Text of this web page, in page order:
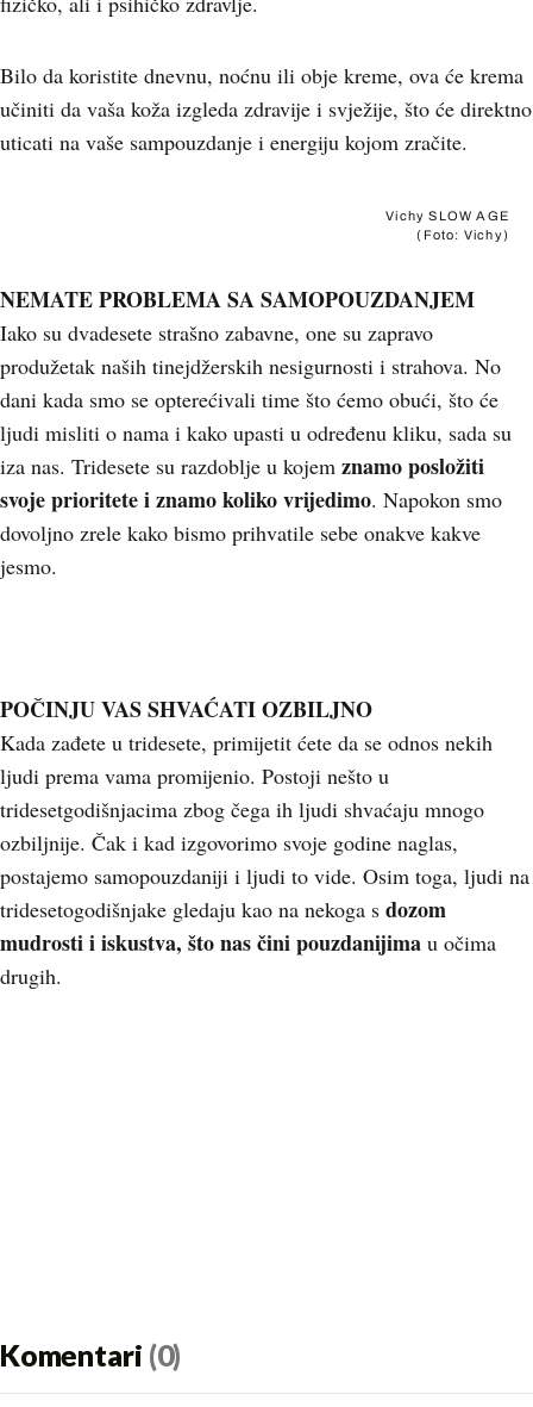
Bilo da koristite dnevnu, noćnu ili obje kreme, ova će krema
učiniti da vaša koža izgleda zdravije i svježije, što će direktno
uticati na vaše sampouzdanje i energiju kojom zračite.
Vichy SLOW AGE
(Foto: Vichy)
NEMATE PROBLEMA SA SAMOPOUZDANJEM
Iako su dvadesete strašno zabavne, one su zapravo
produžetak naših tinejdžerskih nesigurnosti i strahova. No
dani kada smo se opterećivali time što ćemo obući, što će
ljudi misliti o nama i kako upasti u određenu kliku, sada su
iza nas. Tridesete su razdoblje u kojem znamo posložiti
svoje prioritete i znamo koliko vrijedimo. Napokon smo
dovoljno zrele kako bismo prihvatile sebe onakve kakve
jesmo.
POČINJU VAS SHVAĆATI OZBILJNO
Kada zađete u tridesete, primijetit ćete da se odnos nekih
ljudi prema vama promijenio. Postoji nešto u
tridesetgodišnjacima zbog čega ih ljudi shvaćaju mnogo
ozbiljnije. Čak i kad izgovorimo svoje godine naglas,
postajemo samopouzdaniji i ljudi to vide. Osim toga, ljudi na
tridesetogodišnjake gledaju kao na nekoga s dozom
mudrosti i iskustva, što nas čini pouzdanijima u očima
drugih.
Komentari (0)